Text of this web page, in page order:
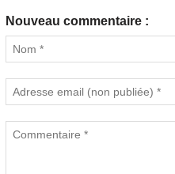
Nouveau commentaire :